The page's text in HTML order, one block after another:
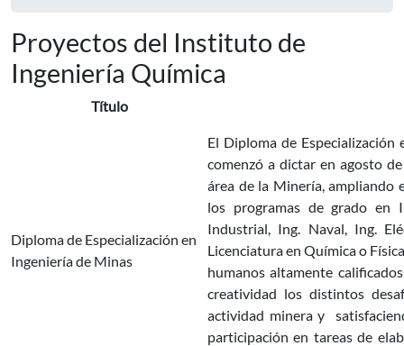
Proyectos del Instituto de
Ingeniería Química
Título
Diploma de Especialización en
Ingeniería de Minas
El Diploma de
comenzó a dictar en agosto
área de la Minería, ampliando
los programas de grado en
Industrial, Ing. Naval, Ing.
Licenciatura en Química o
humanos altamente
creatividad los distintos
actividad minera y
participación en tareas de